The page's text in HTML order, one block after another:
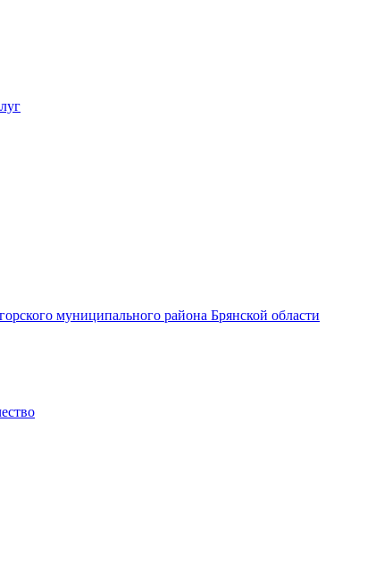
муниципального района Брянской области